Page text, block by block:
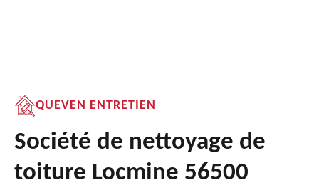
QUEVEN ENTRETIEN
Société de nettoyage de
toiture Locmine 56500